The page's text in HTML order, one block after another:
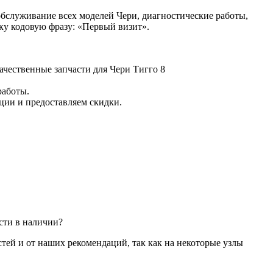
всех моделей Чери, диагностические работы,
кодовую фразу: «Первый визит».
запчасти для Чери Тигго 8
и предоставляем скидки.
в наличии?
и от наших рекомендаций, так как на некоторые узлы